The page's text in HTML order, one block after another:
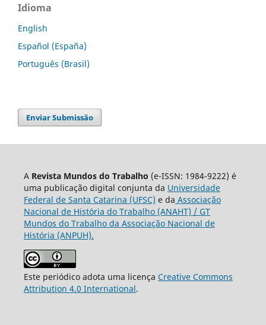
Idioma
English
Español (España)
Português (Brasil)
Enviar Submissão
A Revista Mundos do Trabalho (e-ISSN: 1984-9222) é
uma publicação digital conjunta da Universidade
Federal de Santa Catarina (UFSC) e da Associação
Nacional de História do Trabalho (ANAHT) / GT
Mundos do Trabalho da Associação Nacional de
História (ANPUH).
Este periódico adota uma licença Creative Commons
Attribution 4.0 International.